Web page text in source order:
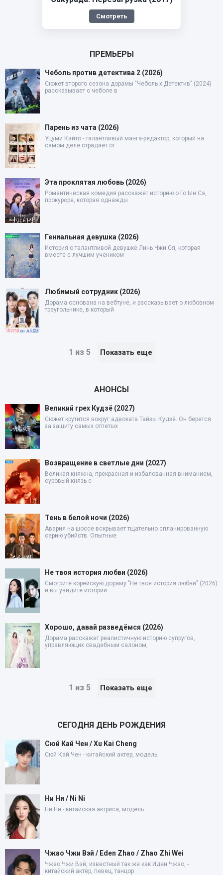
Смотреть
ПРЕМЬЕРЫ
Чеболь против детектива 2 (2026)
Сюжет второго сезона дорамы "Чеболь x Детектив" (2024)
рассказывает о чеболе в
Парень из чата (2026)
Уцуми Кэйто - талантливый манга-редактор, который на
самом деле страдает от
Эта проклятая любовь (2026)
Романтическая комедия расскажет историю о Го Ын Сэ,
прокуроре, которая однажды
Гениальная девушка (2026)
История о талантливой девушке Линь Чжи Ся, которая
вместе с лучшим учеником
Любимый сотрудник (2026)
Дорама основана на вебтуне, и рассказывает о любовном
треугольнике, в который
1 из 5 Показать еще
АНОНСЫ
Великий грех Кудзё (2027)
Сюжет крутится вокруг адвоката Тайзы Кудзё. Он берется
за защиту самых отпетых
Возвращение в светлые дни (2027)
Великая княжна, прекрасная и избалованная вниманием,
суровый князь с
Тень в белой ночи (2026)
Авария на шоссе вскрывает тщательно спланированную
серию убийств. Опытные
Не твоя история любви (2026)
Смотрите корейскую дораму "Не твоя история любви" (2026)
и вы увидите истории
Хорошо, давай разведёмся (2026)
Дорама расскажет реалистичную историю супругов,
управляющих свадебным салоном,
1 из 5 Показать еще
СЕГОДНЯ ДЕНЬ РОЖДЕНИЯ
Сюй Кай Чен / Xu Kai Cheng
Сюй Кай Чен - китайский актер, модель.
Ни Ни / Ni Ni
Ни Ни - китайская актриса, модель.
Чжао Чжи Вэй / Eden Zhao / Zhao Zhi Wei
Чжао Чжи Вэй, известный так же как Иден Чжао, -
китайский актёр, певец, танцор